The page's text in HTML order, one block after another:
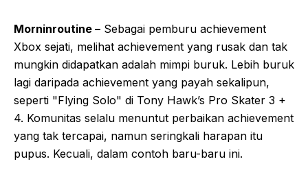
Morninroutine – Sebagai pemburu achievement
Xbox sejati, melihat achievement yang rusak dan tak
mungkin didapatkan adalah mimpi buruk. Lebih buruk
lagi daripada achievement yang payah sekalipun,
seperti "Flying Solo" di Tony Hawk’s Pro Skater 3 +
4. Komunitas selalu menuntut perbaikan achievement
yang tak tercapai, namun seringkali harapan itu
pupus. Kecuali, dalam contoh baru-baru ini.